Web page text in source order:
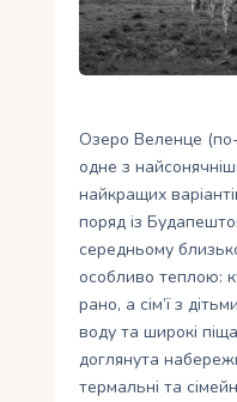
Укр
Озеро Веленце
одне з
найкращих
поряд із
середньому
особливо теплою:
рано, а сім’ї з
воду та широкі
доглянута
термальні та